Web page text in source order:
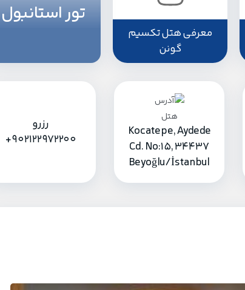
معرفی هتل تکسیم
گونن
تور استانبول
Kocatepe, Aydede
Cd. No:15, 34437
Beyoğlu/İstanbul
رزرو
+902122972200